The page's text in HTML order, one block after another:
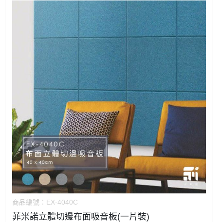
商品編號： EX-4040C
菲米諾立體切邊布面吸音板(一片裝)